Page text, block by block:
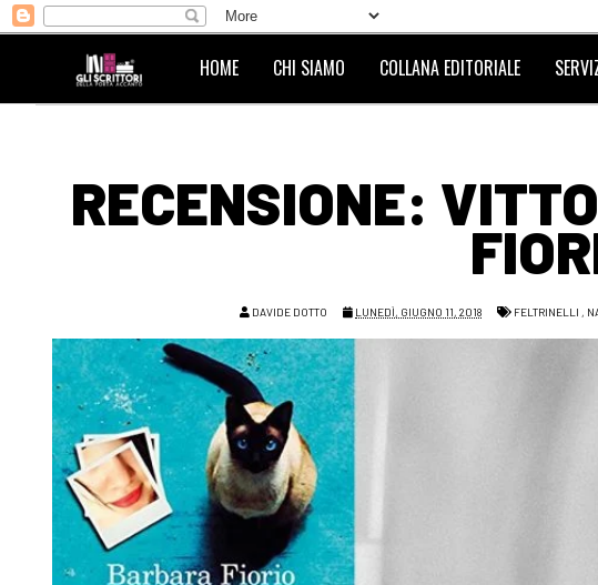
HOME CHI SIAMO COLLANA EDITORIALE
RECENSIONE:
DAVIDE DOTTO LUNEDÌ, GIUGNO 11, 2018 FELTRINELLI ,